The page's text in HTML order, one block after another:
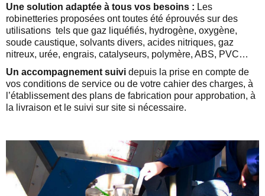
Une solution adaptée à tous vos besoins : Les
robinetteries proposées ont toutes été éprouvés sur des
utilisations tels que gaz liquéfiés, hydrogène, oxygène,
soude caustique, solvants divers, acides nitriques, gaz
nitreux, urée, engrais, catalyseurs, polymère, ABS, PVC…
Un accompagnement suivi depuis la prise en compte de
vos conditions de service ou de votre cahier des charges, à
l’établissement des plans de fabrication pour approbation, à
la livraison et le suivi sur site si nécessaire.